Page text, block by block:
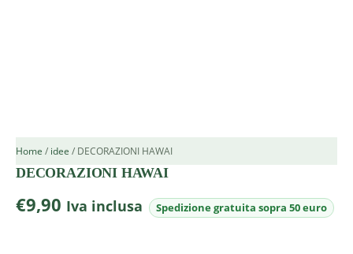
Home / idee / DECORAZIONI HAWAI
DECORAZIONI HAWAI
€9,90 Iva inclusa